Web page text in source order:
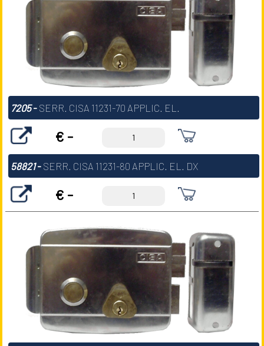
7205- SERR. CISA 11231-70 APPLIC. EL.
€ -
58821- SERR. CISA 11231-80 APPLIC. EL. DX
€ -